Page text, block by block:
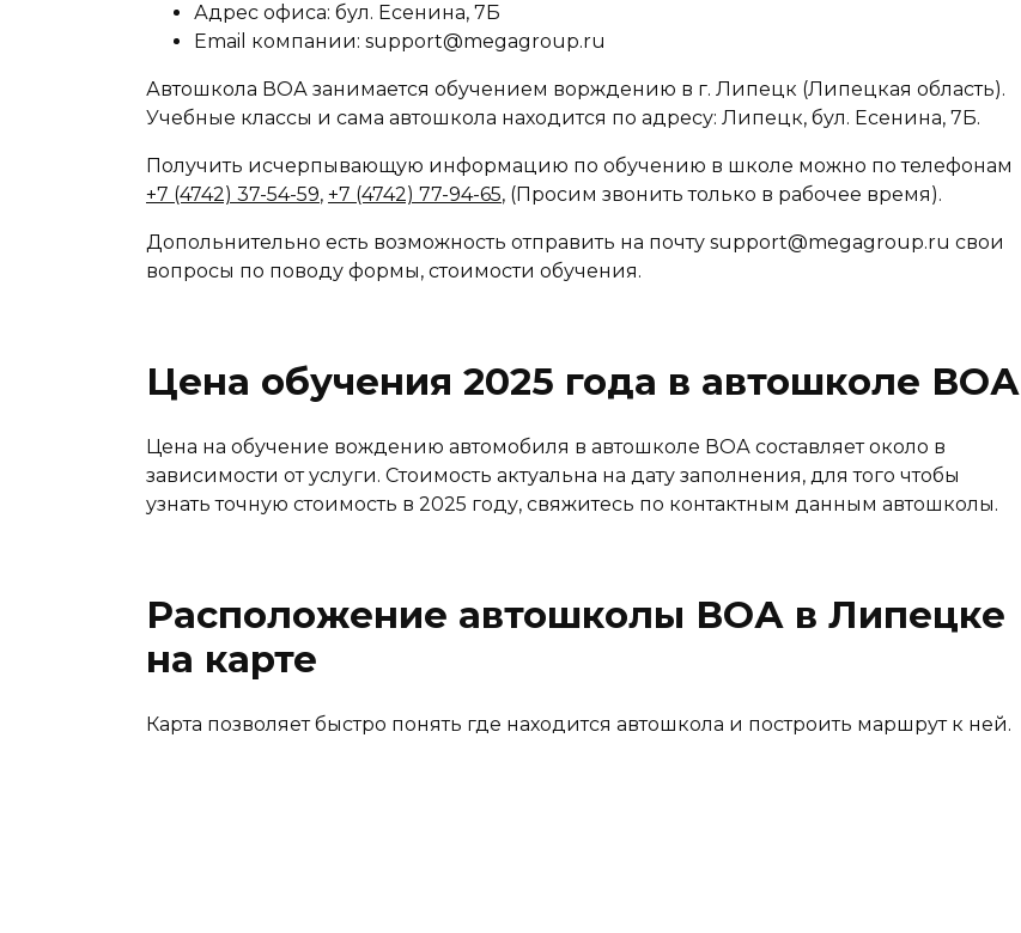
Адрес офиса: бул. Есенина, 7Б
Email компании: support@megagroup.ru
Автошкола ВОА занимается обучением ворждению в г. Липецк (Липецкая область).
Учебные классы и сама автошкола находится по адресу: Липецк, бул. Есенина, 7Б.
Получить исчерпывающую информацию по обучению в школе можно по телефонам
+7 (4742) 37-54-59, +7 (4742) 77-94-65, (Просим звонить только в рабочее время).
Допольнительно есть возможность отправить на почту support@megagroup.ru свои
вопросы по поводу формы, стоимости обучения.
Цена обучения 2025 года в автошколе ВОА
Цена на обучение вождению автомобиля в автошколе ВОА составляет около в
зависимости от услуги. Стоимость актуальна на дату заполнения, для того чтобы
узнать точную стоимость в 2025 году, свяжитесь по контактным данным автошколы.
Расположение автошколы ВОА в Липецке
на карте
Карта позволяет быстро понять где находится автошкола и построить маршрут к ней.